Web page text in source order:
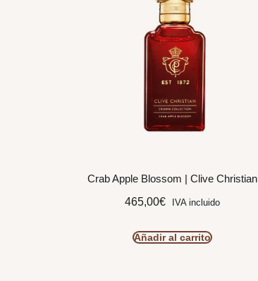
Crab Apple Blossom | Clive Christian
465,00€ IVA incluido
Añadir al carrito